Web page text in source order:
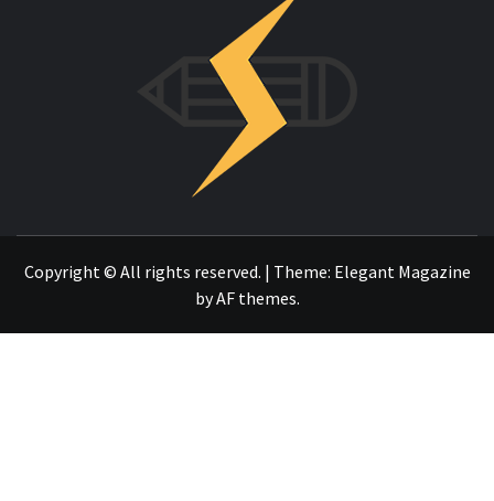
Copyright © All rights reserved. | Theme: Elegant Magazine
byAF themes.